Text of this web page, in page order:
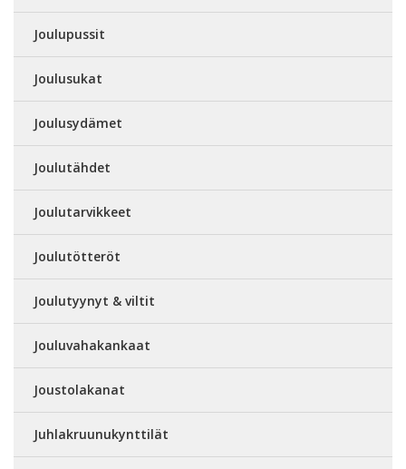
Joulupussit
Joulusukat
Joulusydämet
Joulutähdet
Joulutarvikkeet
Joulutötteröt
Joulutyynyt & viltit
Jouluvahakankaat
Joustolakanat
Juhlakruunukynttilät